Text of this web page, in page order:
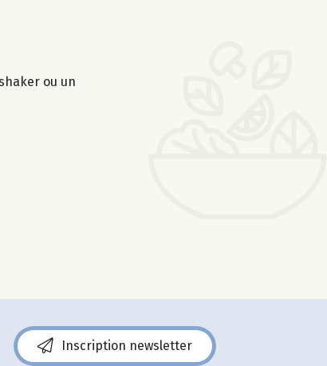
ou un
Inscription newsletter